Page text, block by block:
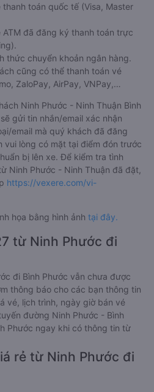
toán quốc tế (Visa, Master
ATM đã đăng ký thanh toán trực
thức chuyển khoản ngân hàng.
cũng có thể thanh toán vé
ZaloPay, AirPay, VNPay,…
Ninh Phước - Ninh Thuận Bình
gửi tin nhắn/email xác nhận
email mà quý khách đã đăng
lòng có mặt tại điểm đón trước
bị lên xe. Để kiểm tra tình
Ninh Phước - Ninh Thuận đã đặt,
https://vexere.com/vi-
họa bằng hình ảnh tại đây.
từ Ninh Phước đi
đi Bình Phước vẫn chưa được
thông báo cho các bạn thông tin
vé, lịch trình, ngày giờ bán vé
đường Ninh Phước - Bình
Phước ngay khi có thông tin từ
rẻ từ Ninh Phước đi